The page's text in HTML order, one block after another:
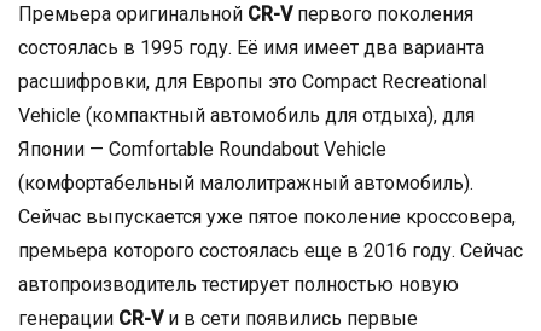
Премьера оригинальной СR-Vпервого поколения
состоялась в 1995 году. Её имя имеет два варианта
расшифровки, для Европы это Compact Recreational
Vehicle (компактный автомобиль для отдыха), для
Японии — Comfortable Roundabout Vehicle
(комфортабельный малолитражный автомобиль).
Сейчас выпускается уже пятое поколение кроссовера,
премьера которого состоялась еще в 2016 году. Сейчас
автопроизводитель тестирует полностью новую
генерации СR-Vи в сети появились первые